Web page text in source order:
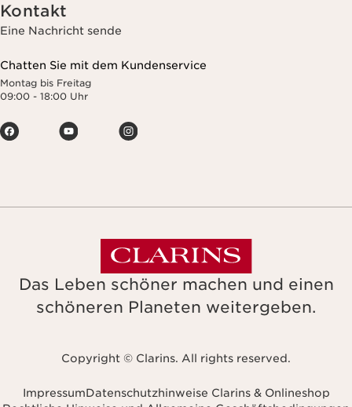
Kontakt
Eine Nachricht sende
Chatten Sie mit dem Kundenservice
Montag bis Freitag
09:00 - 18:00 Uhr
Das Leben schöner machen und einen
schöneren Planeten weitergeben.
Copyright © Clarins. All rights reserved.
ImpressumDatenschutzhinweise Clarins & Onlineshop